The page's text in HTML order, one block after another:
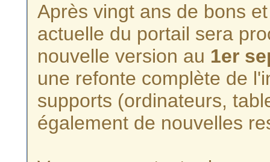
Après vingt ans de bons
actuelle du portail sera
nouvelle version au 1er
une refonte complète de
supports (ordinateurs,
également de nouvelles